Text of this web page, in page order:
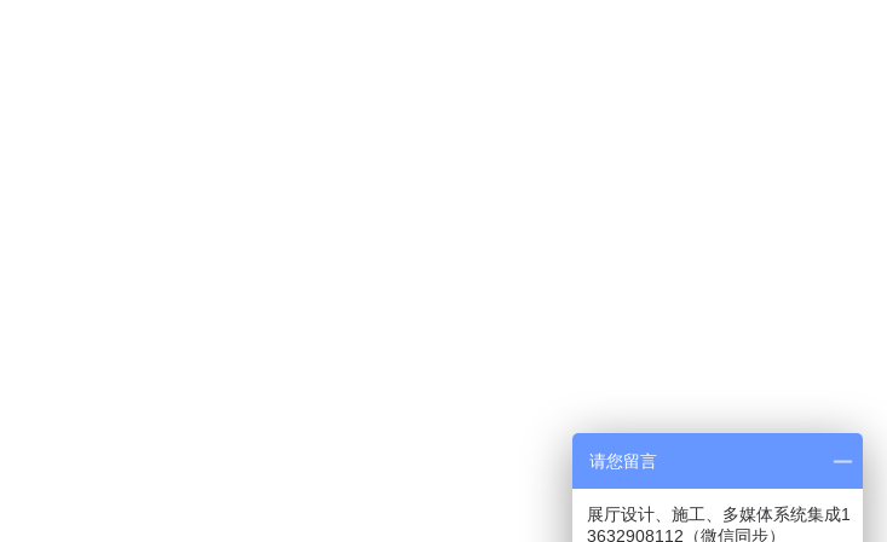
请您留言
展厅设计、施工、多媒体系统集成1
3632908112（微信同步）